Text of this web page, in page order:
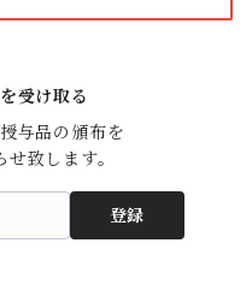
受け取る
与品の頒布を
致します。
登録